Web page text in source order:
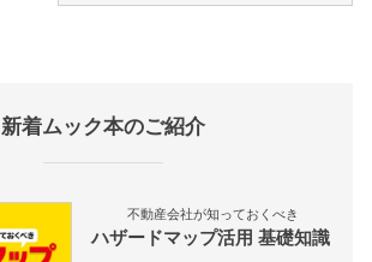
新着ムック本のご紹介
不動産会社が知っておくべき
ハザードマップ活用 基礎知識